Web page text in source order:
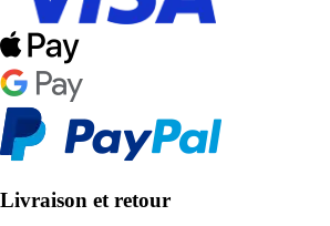
Livraison et retour